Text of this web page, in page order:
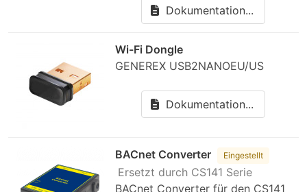
Dokumentation...
Wi-Fi Dongle
GENEREX USB2NANOEU/US
Dokumentation...
BACnet Converter Eingestellt
Ersetzt durch CS141 Serie
BACnet Converter für den CS141